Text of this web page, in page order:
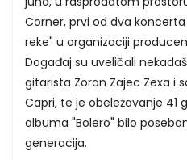
Corner, prvi od dva
reke" u organizaciji
Događaj su uveličali
gitarista Zoran Zajec Zexa i
Capri, te je obeležavanje 41
albuma "Bolero" bilo
generacija.